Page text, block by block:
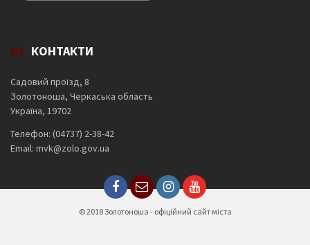
КОНТАКТИ
Садовий проїзд, 8
Золотоноша, Черкаська область
Україна, 19702
Телефон: (04737) 2-38-42
Email: mvk@zolo.gov.ua
© 2018 Золотоноша - офіційний сайт міста